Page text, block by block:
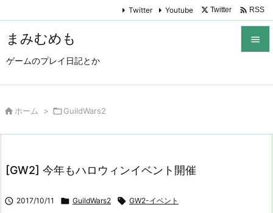
まみむめも
ゲームのプレイ日記とか

Twitter Youtube Twitter  RSS
 ホーム > GuildWars2
[GW2] 今年もハロウィンイベント開催
 2017/10/11  GuildWars2  GW2-イベント